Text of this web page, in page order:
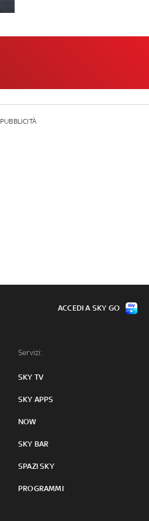
PUBBLICITÀ
Servizi:
SKY TV
SKY APPS
NOW
SKY BAR
SPAZI SKY
PROGRAMMI
ACCEDI A SKY GO